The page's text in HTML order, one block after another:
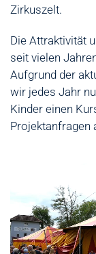
Zirkuszelt.
Die Attraktivität
seit vielen
Aufgrund der
wir jedes Jahr
Kinder einen
Projektanfragen